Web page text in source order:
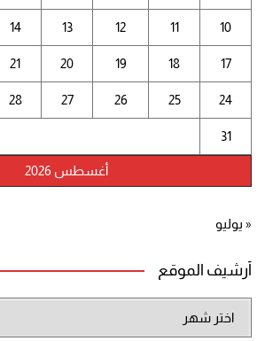
أغسطس 2026
10
11
12
13
14
17
18
19
20
21
24
25
26
27
28
31
« يوليو
أرشيف الموقع
الموقع